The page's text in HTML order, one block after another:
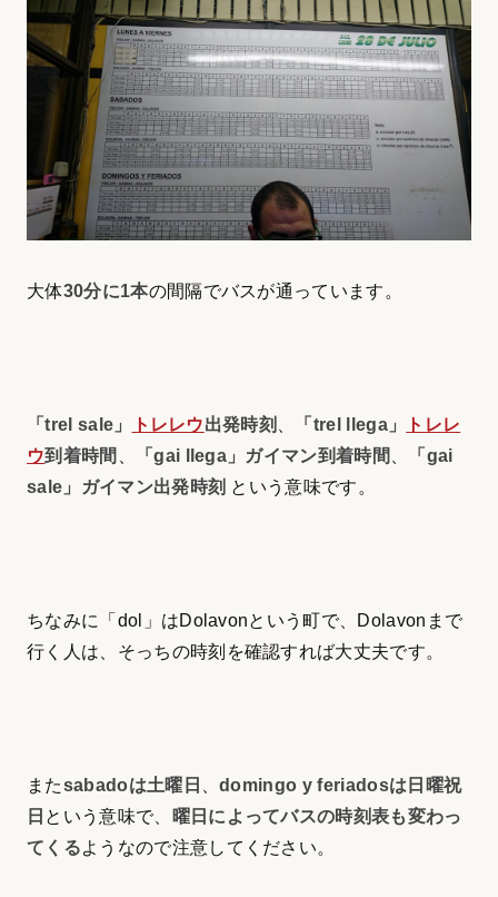
大体30分に1本の間隔でバスが通っています。
「trel sale」 トレレウ出発時刻 「trel llega」
トレレ
ウ到着時間 「gai llega」ガイマン到着時間
「gai
sale」ガイマン出発時刻 という意味です。
ちなみに「dol」はDolavonという町で、Dolavonまで
行く人は、そっちの時刻を確認すれば大丈夫です。
またsabadoは土曜日 、domingo y feriadosは日曜祝
日 という意味で、
曜日によってバスの時刻表も変わっ
てくるようなので注意してください。